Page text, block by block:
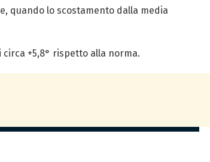
quando lo scostamento dalla media
+5,8° rispetto alla norma.